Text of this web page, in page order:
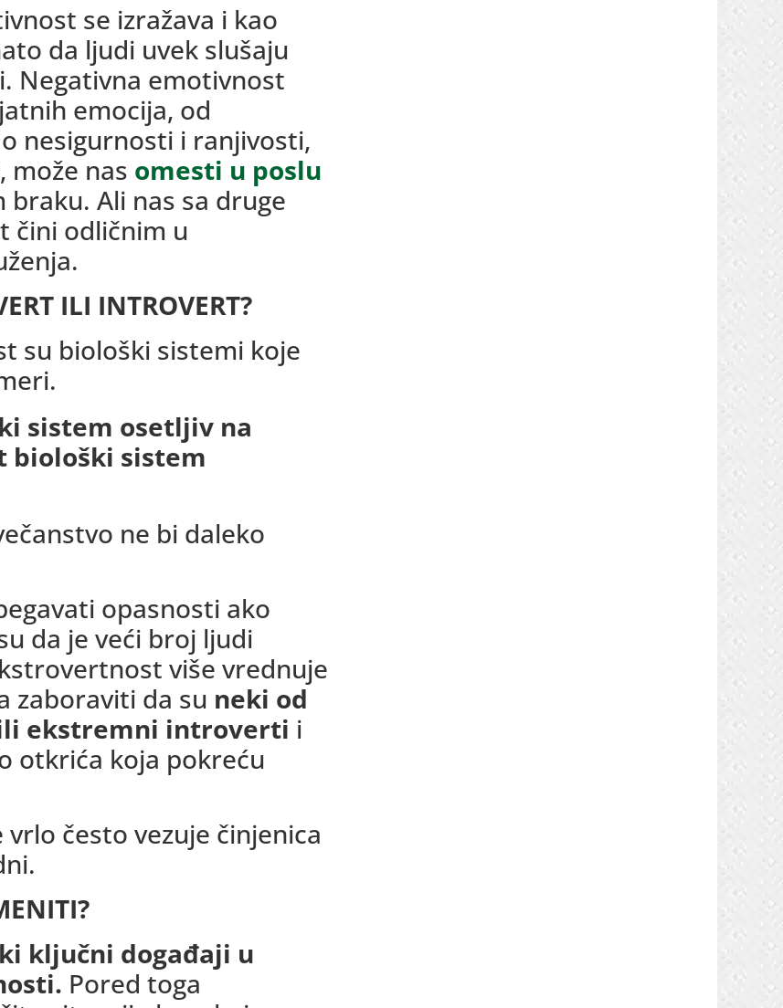
se izražava i kao
da ljudi uvek slušaju
Negativna emotivnost
emocija, od
nesigurnosti i ranjivosti,
može nas omesti u poslu
Ali nas sa druge
čini odličnim u
ILI INTROVERT?
su biološki sistemi koje
sistem osetljiv na
biološki sistem
ne bi daleko
opasnosti ako
da je veći broj ljudi
više vrednuje
zaboraviti da su neki od
ekstremni introverti i
otkrića koja pokreću
često vezuje činjenica
ključni događaji u
Pored toga